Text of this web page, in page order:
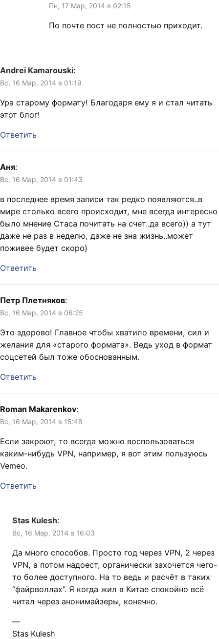
Пн, 17 Мар, 2014 в 02:15
По почте пост не полностью приходит.
Andrei Kamarouski:
Вс, 16 Мар, 2014 в 01:19
Ура старому формату! Благодаря ему я и стал читать
этот блог!
Ответить
Аня:
Вс, 16 Мар, 2014 в 01:43
в последнее время записи так редко появляются..в
мире столько всего происходит, мне всегда интересно
было мнение Стаса почитать на счет..да всего)) а тут
даже не раз в неделю, даже не зна жизнь..может
поживее будет скоро)
Ответить
Петр Плетняков:
Вс, 16 Мар, 2014 в 06:25
Это здорово! Главное чтобы хватило времени, сил и
желания для «старого формата». Ведь уход в формат
соцсетей был тоже обоснованным.
Ответить
Roman Makarenkov:
Вс, 16 Мар, 2014 в 15:48
Если закроют, то всегда можно воспользоваться
каким-нибудь VPN, например, я вот этим пользуюсь
Vemeo.
Ответить
Stas Kulesh:
Вс, 16 Мар, 2014 в 16:03
Да много способов. Просто год через VPN, 2 через
VPN, а потом надоест, органически захочется чего-
то более доступного. На то ведь и расчёт в таких
“файрволлах”. Я когда жил в Китае спокойно всё
читал через анонимайзеры, конечно.
—
Stas Kulesh